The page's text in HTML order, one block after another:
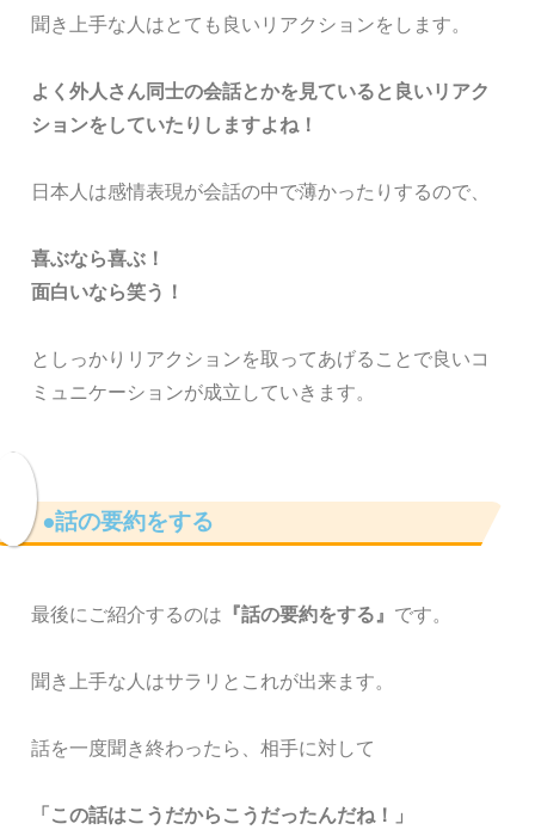
聞き上手な人はとても良いリアクションをします。
よく外人さん同士の会話とかを見ていると良いリアク
ションをしていたりしますよね！
日本人は感情表現が会話の中で薄かったりするので、
喜ぶなら喜ぶ！
面白いなら笑う！
としっかりリアクションを取ってあげることで良いコ
ミュニケーションが成立していきます。
●話の要約をする
最後にご紹介するのは 『話の要約をする』 です。
聞き上手な人はサラリとこれが出来ます。
話を一度聞き終わったら、相手に対して
「この話はこうだからこうだったんだね！」